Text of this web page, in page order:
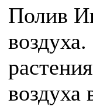
Полив
воздуха